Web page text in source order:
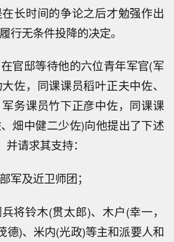
长时间的争论之后才勉强作出
行无条件投降的决定。
官邸等待他的六位青年军官(军
佐，同课课员稻叶正夫中佐、
务课员竹下正彦中佐，同课课
畑中健二少佐)向他提出了下述
并请求其支持：
及近卫师团；
将铃木(贯太郎)、木户(幸一，
德)、米内(光政)等主和派要人和